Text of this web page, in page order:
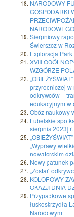
NARODOWY
GOSPODARKI
NARODOWEGO
Sierpniowy
Świerszcz w
Exploracja Park
XVIII
WZGÓRZE
przyrodniczej w
odkrywców –
edukacyjnym w
Obóz naukowy
Lubelskie
sierpnia 2023] r.
„Wyprawy
nowatorskim
Nowy gatunek
„Zostań
KOLOROWY
OKAZJI DNIA
Przypadkowe
łuskoskrzydła
Narodowym